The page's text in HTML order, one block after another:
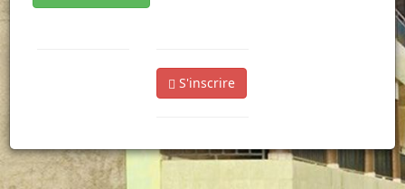
S'inscrire